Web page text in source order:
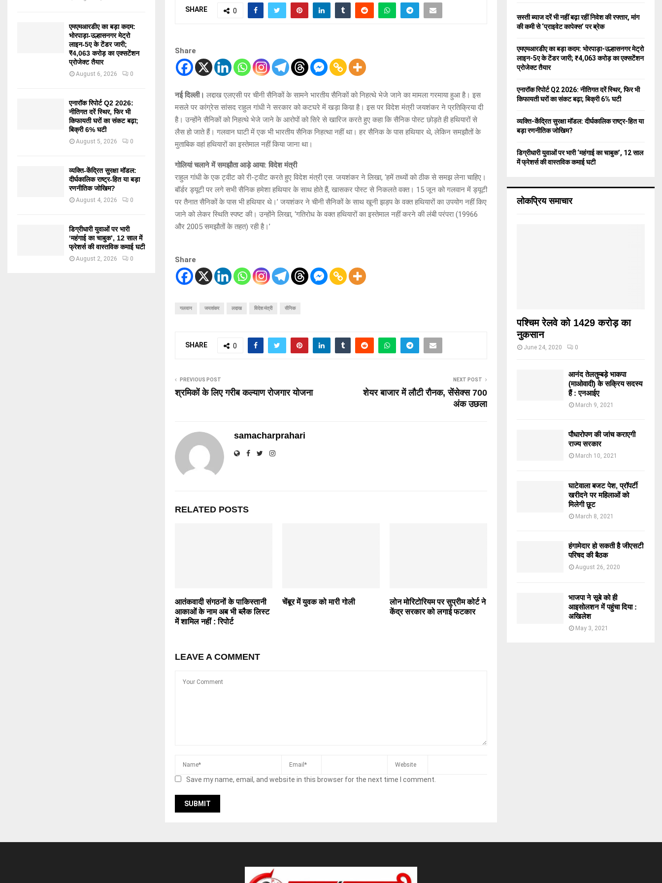
SHARE 0
Share
नई दिल्ली। लद्दाख एलएसी पर चीनी सैनिकों के सामने भारतीय सैनिकों को निहत्थे भेजे जाने का मामला गरमाया हुआ है। इस
मसले पर कांग्रेस सांसद राहुल गांधी ने सरकार को कटघरे में खड़ा किय़ा है। इस पर विदेश मंत्री जयशंकर ने प्रतिक्रिया दी
है। उन्होंने सैनिकों को निहत्थे भेजे जाने के आरोपों को सिरे से खारिज करते हुए कहा कि सैनिक पोस्ट छोड़ते ही हथियारों से
लैस हो जाते हैं। गलवान घाटी में एक भी भारतीय सैनिक निहत्था नहीं था। हर सैनिक के पास हथियार थे, लेकिन समझौतों के
मुताबिक वहां हथियारों का इस्तेमाल नहीं किया जाना था।
गोलियां चलाने में समझौता आड़े आया: विदेश मंत्री
राहुल गांधी के एक ट्वीट को री-ट्वीट करते हुए विदेश मंत्री एस. जयशंकर ने लिखा, ‘हमें तथ्यों को ठीक से समझ लेना चाहिए।
बॉर्डर ड्यूटी पर लगे सभी सैनिक हमेशा हथियार के साथ होते हैं, खासकर पोस्ट से निकलते वक्त। 15 जून को गलवान में ड्यूटी
पर तैनात सैनिकों के पास भी हथियार थे।’ जयशंकर ने चीनी सैनिकों के साथ खूनी झड़प के वक्त हथियारों का उपयोग नहीं किए
जाने को लेकर स्थिति स्पष्ट की। उन्होंने लिखा, ‘गतिरोध के वक्त हथियारों का इस्तेमाल नहीं करने की लंबी परंपरा (19966
और 2005 समझौतों के तहत) रही है।’
Share
गलवान जयशंकर लद्दाख विदेश मंत्री सैनिक
SHARE 0
PREVIOUS POST
श्रमिकों के लिए गरीब कल्याण रोजगार योजना
NEXT POST
शेयर बाजार में लौटी रौनक, सेंसेक्स 700
अंक उछला
samacharprahari
RELATED POSTS
आतंकवादी संगठनों के पाकिस्तानी
आकाओं के नाम अब भी ब्लैक लिस्ट
में शामिल नहीं : रिपोर्ट
चेंबूर में युवक को मारी गोली
लोन मोरिटोरियम पर सुप्रीम कोर्ट ने
केंद्र सरकार को लगाई फटकार
LEAVE A COMMENT
Save my name, email, and website in this browser for the next time I comment.
एमएमआरडीए का बड़ा कदम:
भोरपाड़ा-उल्हासनगर मेट्रो
लाइन-5ए के टेंडर जारी;
₹4,063 करोड़ का एक्सटेंशन
प्रोजेक्ट तैयार
August 6, 2026 0
एनारॉक रिपोर्ट Q2 2026:
नीतिगत दरें स्थिर, फिर भी
किफायती घरों का संकट बढ़ा;
बिक्री 6% घटी
August 5, 2026 0
व्यक्ति-केंद्रित सुरक्षा मॉडल:
दीर्घकालिक राष्ट्र-हित या बड़ा
रणनीतिक जोखिम?
August 4, 2026 0
डिग्रीधारी युवाओं पर भारी
‘महंगाई का चाबुक’, 12 साल में
फ्रेशर्स की वास्तविक कमाई घटी
August 2, 2026 0
o
r
C
सस्ती ब्याज दरें भी नहीं बढ़ा रहीं निवेश की रफ्तार, मांग
की कमी से ‘प्राइवेट कापेक्स’ पर ब्रेक
एमएमआरडीए का बड़ा कदम: भोरपाड़ा-उल्हासनगर मेट्रो
लाइन-5ए के टेंडर जारी; ₹4,063 करोड़ का एक्सटेंशन
प्रोजेक्ट तैयार
एनारॉक रिपोर्ट Q2 2026: नीतिगत दरें स्थिर, फिर भी
किफायती घरों का संकट बढ़ा; बिक्री 6% घटी
व्यक्ति-केंद्रित सुरक्षा मॉडल: दीर्घकालिक राष्ट्र-हित या
बड़ा रणनीतिक जोखिम?
डिग्रीधारी युवाओं पर भारी ‘महंगाई का चाबुक’, 12 साल
में फ्रेशर्स की वास्तविक कमाई घटी
लोकप्रिय समाचार
पश्चिम रेलवे को 1429 करोड़ का
नुकसान
June 24, 2020 0
आनंद तेलतुम्बड़े भाकपा
(माओवादी) के सक्रिय सदस्य
हैं : एनआईए
March 9, 2021
पौधारोपण की जांच कराएगी
राज्य सरकार
March 10, 2021
घाटेवाला बजट पेश, प्रॉपर्टी
खरीदने पर महिलाओं को
मिलेगी छूट
March 8, 2021
हंगामेदार हो सकती है जीएसटी
परिषद की बैठक
August 26, 2020
भाजपा ने सूबे को ही
आइसोलशन में पहुंचा दिया :
अखिलेश
May 3, 2021